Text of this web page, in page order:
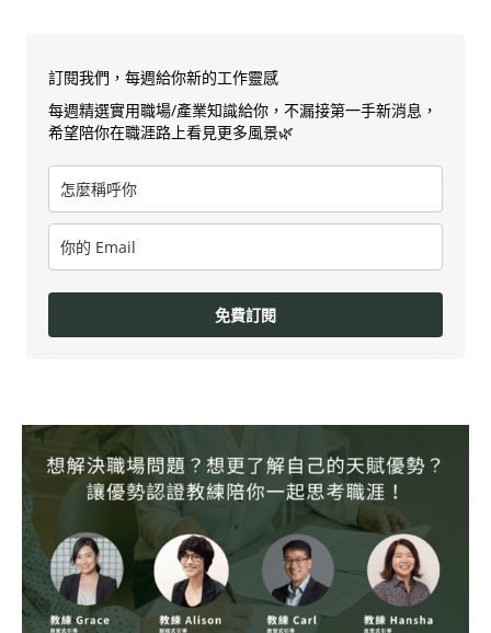
訂閱我們，每週給你新的工作靈感
每週精選實用職場/產業知識給你，不漏接第一手新消息，
希望陪你在職涯路上看見更多風景🌿
免費訂閱